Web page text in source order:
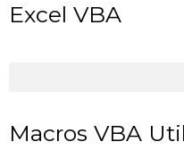
Excel VBA
Macros VBA